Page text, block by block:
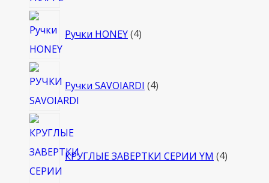
Ручки HONEY 4товара
Ручки SAVOIARDI 4товара
КРУГЛЫЕ ЗАВЕРТКИ СЕРИИ YM 4